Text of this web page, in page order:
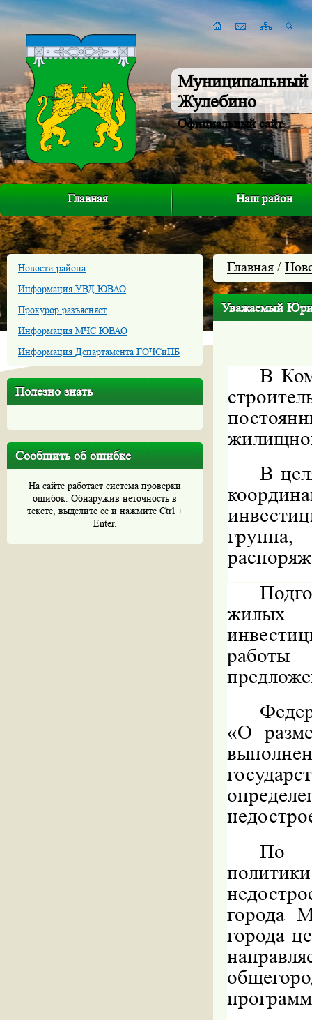
Муниципальный
Жулебино
Официальный сайт
Главная Наш район
Новости района
Информация УВД ЮВАО
Прокурор разъясняет
Информация МЧС ЮВАО
Информация Департамента ГОЧСиПБ
Полезно знать
Сообщить об ошибке
На сайте работает система проверки
ошибок. Обнаружив неточность в
тексте, выделите ее и нажмите Ctrl +
Enter.
Главная /
Уважаемый
В
В
жилых
работы
«О
По
города
города